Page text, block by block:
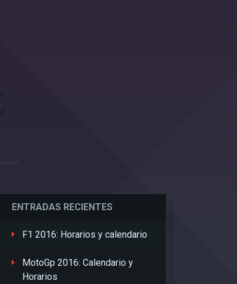
ENTRADAS RECIENTES
F1 2016: Horarios y calendario
MotoGp 2016: Calendario y
Horarios